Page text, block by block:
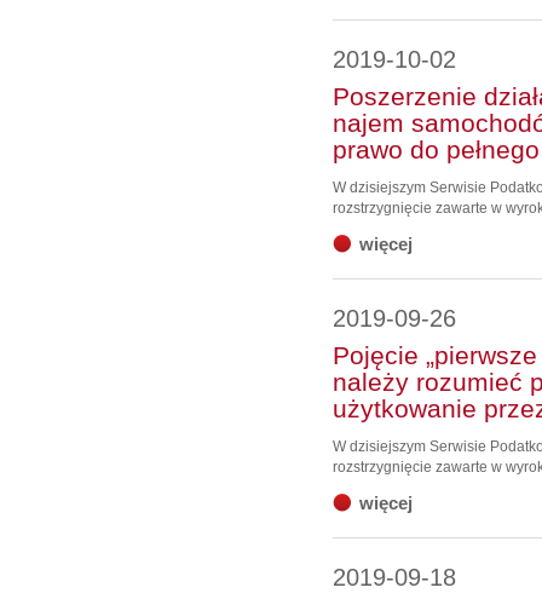
2019-10-02
Poszerzenie
najem
prawo do
W dzisiejszym Serwisie
rozstrzygnięcie zawarte w
więcej
2019-09-26
Pojęcie
należy rozumieć
użytkowanie
W dzisiejszym Serwisie
rozstrzygnięcie zawarte w
więcej
2019-09-18